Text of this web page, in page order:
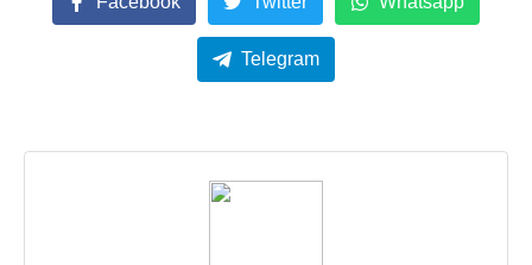
Telegram